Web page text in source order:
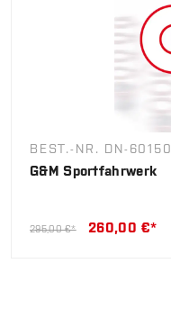
BEST.-NR. DN-60150
G&M Sportfahrwerk
295,00 €* 260,00 €*